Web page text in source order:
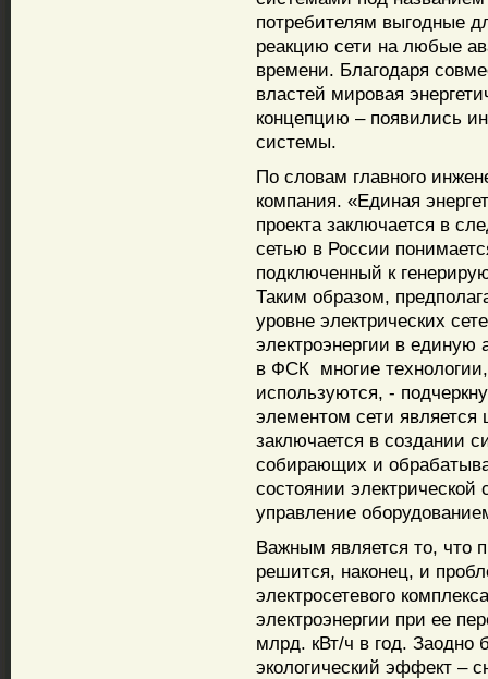
потребителям выгодные
реакцию сети на любые
времени. Благодаря
властей мировая
концепцию – появились
системы.
По словам главного
компания. «Единая
проекта заключается в
сетью в России
подключенный к
Таким образом,
уровне электрических
электроэнергии в единую
в ФСК многие
используются, -
элементом сети
заключается в создании
собирающих и
состоянии
управление
Важным является то, что
решится, наконец, и
электросетевого
электроэнергии при ее
млрд. кВт/ч в год. Заодно
экологический эффект –